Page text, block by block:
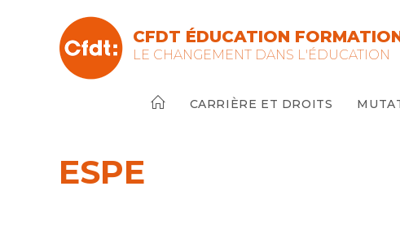
CFDT ÉDUCATION
LE CHANGEMENT DANS L'ÉDUCATION
CARRIÈRE ET DROITS
ESPE